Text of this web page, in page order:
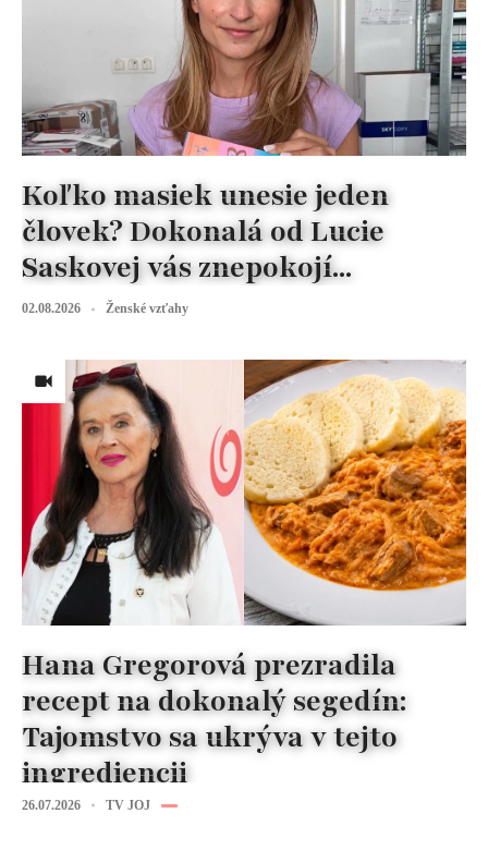
Koľko masiek unesie jeden
človek? Dokonalá od Lucie
Saskovej vás znepokojí...
02.08.2026 Ženské vzťahy
Hana Gregorová prezradila
recept na dokonalý segedín:
Tajomstvo sa ukrýva v tejto
ingrediencii
26.07.2026 TV JOJ